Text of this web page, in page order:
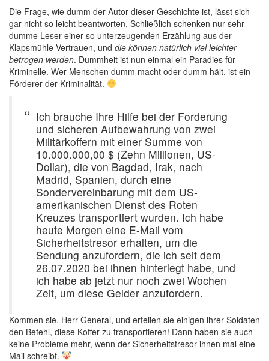
Die Frage, wie dumm der Autor dieser Geschichte ist, lässt sich
gar nicht so leicht beantworten. Schließlich schenken nur sehr
dumme Leser einer so unterzeugenden Erzählung aus der
Klapsmühle Vertrauen, und die können natürlich viel leichter
betrogen werden. Dummheit ist nun einmal ein Paradies für
Kriminelle. Wer Menschen dumm macht oder dumm hält, ist ein
Förderer der Kriminalität.
Ich brauche Ihre Hilfe bei der Forderung
und sicheren Aufbewahrung von zwei
Militärkoffern mit einer Summe von
10.000.000,00 $ (Zehn Millionen, US-
Dollar), die von Bagdad, Irak, nach
Madrid, Spanien, durch eine
Sondervereinbarung mit dem US-
amerikanischen Dienst des Roten
Kreuzes transportiert wurden. Ich habe
heute Morgen eine E-Mail vom
Sicherheitstresor erhalten, um die
Sendung anzufordern, die ich seit dem
26.07.2020 bei ihnen hinterlegt habe, und
ich habe ab jetzt nur noch zwei Wochen
Zeit, um diese Gelder anzufordern.
Kommen sie, Herr General, und erteilen sie einigen ihrer Soldaten
den Befehl, diese Koffer zu transportieren! Dann haben sie auch
keine Probleme mehr, wenn der Sicherheitstresor ihnen mal eine
Mail schreibt.